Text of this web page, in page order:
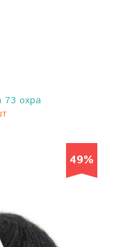
охра
49%